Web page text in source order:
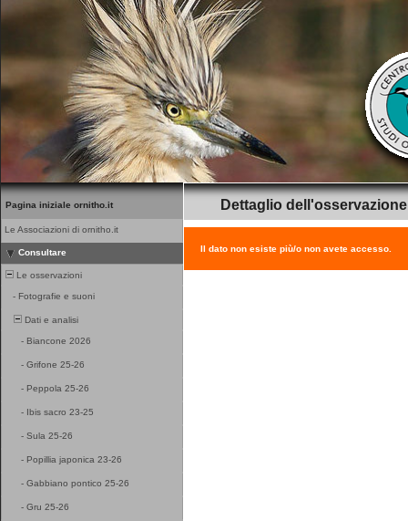
Pagina iniziale ornitho.it
Le Associazioni di ornitho.it
Consultare
Le osservazioni
- Fotografie e suoni
Dati e analisi
- Biancone 2026
- Grifone 25-26
- Peppola 25-26
- Ibis sacro 23-25
- Sula 25-26
- Popillia japonica 23-26
- Gabbiano pontico 25-26
- Gru 25-26
Dettaglio dell'osservazione
Il dato non esiste più/o non avete accesso.